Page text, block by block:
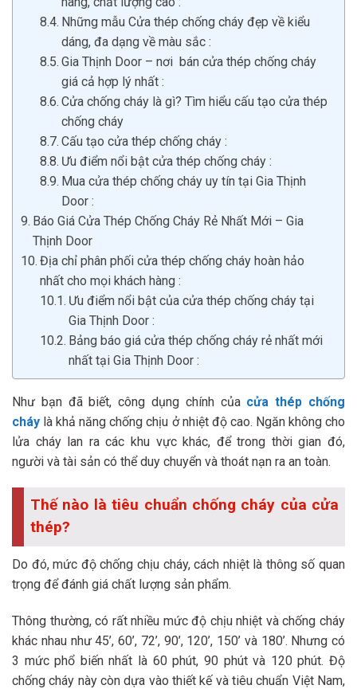
Những mẫu Cửa thép chống cháy đẹp về kiểu
dáng, đa dạng về màu sắc :
Gia Thịnh Door – nơi bán cửa thép chống cháy
giá cả hợp lý nhất :
Cửa chống cháy là gì? Tìm hiểu cấu tạo cửa thép
chống cháy
Cấu tạo cửa thép chống cháy :
Ưu điểm nổi bật cửa thép chống cháy :
Mua cửa thép chống cháy uy tín tại Gia Thịnh
Door :
Báo Giá Cửa Thép Chống Cháy Rẻ Nhất Mới – Gia
Thịnh Door
Địa chỉ phân phối cửa thép chống cháy hoàn hảo
nhất cho mọi khách hàng :
Ưu điểm nổi bật của cửa thép chống cháy tại
Gia Thịnh Door :
Bảng báo giá cửa thép chống cháy rẻ nhất mới
nhất tại Gia Thịnh Door :
Như bạn đã biết, công dụng chính của cửa thép chống
cháy là khả năng chống chịu ở nhiệt độ cao. Ngăn không cho
lửa cháy lan ra các khu vực khác, để trong thời gian đó,
người và tài sản có thể duy chuyển và thoát nạn ra an toàn.
Thế nào là tiêu chuẩn chống cháy của cửa
thép?
Do đó, mức độ chống chịu cháy, cách nhiệt là thông số quan
trọng để đánh giá chất lượng sản phẩm.
Thông thường, có rất nhiều mức độ chịu nhiệt và chống cháy
khác nhau như 45’, 60’, 72’, 90’, 120’, 150’ và 180’. Nhưng có
3 mức phổ biến nhất là 60 phút, 90 phút và 120 phút. Độ
chống cháy này còn dựa vào thiết kế và tiêu chuẩn Việt Nam,